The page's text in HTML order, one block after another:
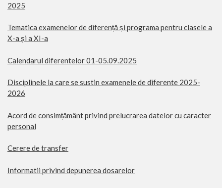
2025
Tematica examenelor de diferență și programa pentru clasele a
X-a și a XI-a
Calendarul diferentelor 01-05.09.2025
Disciplinele la care se sustin examenele de diferente 2025-
2026
Acord de consimțământ privind prelucrarea datelor cu caracter
personal
Cerere de transfer
Informatii privind depunerea dosarelor